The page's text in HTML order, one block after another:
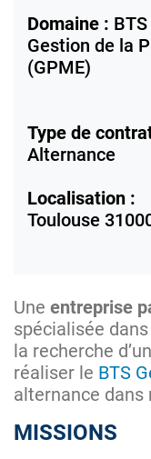
Domaine : BTS
Gestion de la
(GPME)
Type de
Alternance
Localisation :
Toulouse
Une entreprise
spécialisée dans
la recherche
réaliser le BTS
alternance dans
MISSIONS